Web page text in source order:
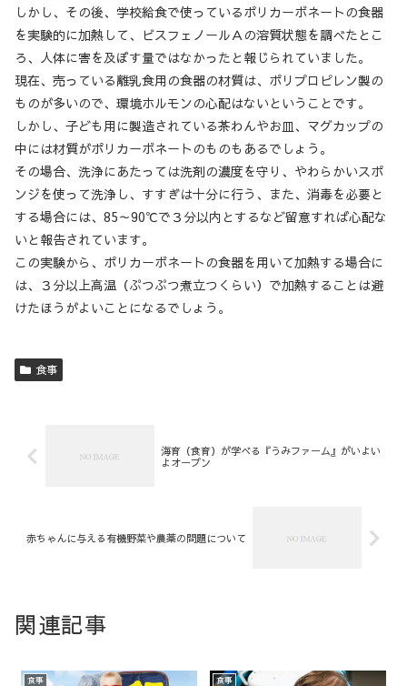
しかし、その後、学校給食で使っているポリカーボネートの食器
を実験的に加熱して、ビスフェノールＡの溶質状態を調べたとこ
ろ、人体に害を及ぼす量ではなかったと報じられていました。
現在、売っている離乳食用の食器の材質は、ポリプロピレン製の
ものが多いので、環境ホルモンの心配はないということです。
しかし、子ども用に製造されている茶わんやお皿、マグカップの
中には材質がポリカーボネートのものもあるでしょう。
その場合、洗浄にあたっては洗剤の濃度を守り、やわらかいスポ
ンジを使って洗浄し、すすぎは十分に行う、また、消毒を必要と
する場合には、85～90℃で３分以内とするなど留意すれば心配な
いと報告されています。
この実験から、ポリカーボネートの食器を用いて加熱する場合に
は、３分以上高温（ぷつぷつ煮立つくらい）で加熱することは避
けたほうがよいことになるでしょう。
食事
海育（食育）が学べる『うみファーム』がいよい
よオープン
赤ちゃんに与える有機野菜や農薬の問題について
関連記事
食事 食事